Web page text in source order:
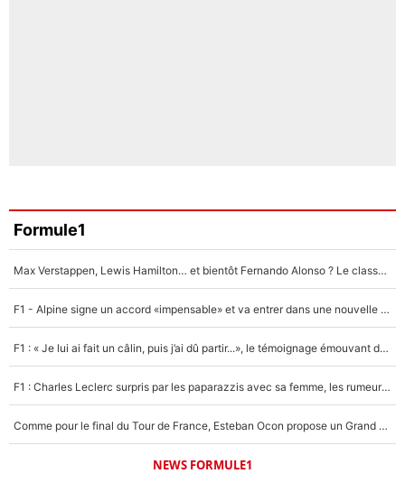
Formule1
Max Verstappen, Lewis Hamilton… et bientôt Fernando Alonso ? Le classement des pilotes les mieux payés en Formule 1 risque de changer !
F1 - Alpine signe un accord «impensable» et va entrer dans une nouvelle dimension : Grande nouvelle pour Pierre Gasly !
F1 : « Je lui ai fait un câlin, puis j’ai dû partir...», le témoignage émouvant de Max Verstappen sur sa fille
F1 : Charles Leclerc surpris par les paparazzis avec sa femme, les rumeurs étaient vraies !
Comme pour le final du Tour de France, Esteban Ocon propose un Grand Prix de Formule 1 à Paris : «Autour de l’Arc de Triomphe, ce serait génial» !
NEWS FORMULE1